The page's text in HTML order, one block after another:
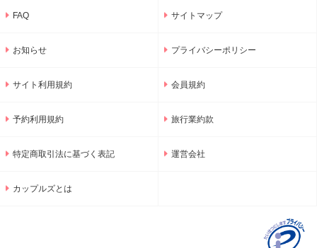
FAQ サイトマップ
お知らせ プライバシーポリシー
サイト利用規約 会員規約
予約利用規約 旅行業約款
特定商取引法に基づく表記 運営会社
カップルズとは